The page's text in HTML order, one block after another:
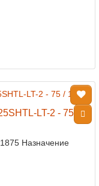
LT-2 - 75 /
Назначение